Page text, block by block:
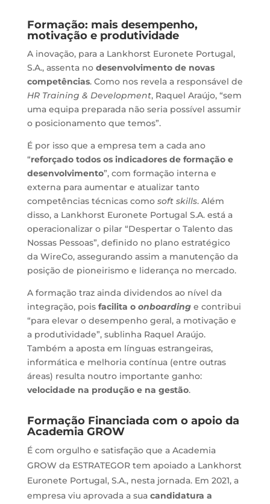
Formação: mais desempenho,
motivação e produtividade
A inovação, para a Lankhorst Euronete Portugal,
S.A., assenta no desenvolvimento de novas
competências. Como nos revela a responsável de
HR Training & Development, Raquel Araújo, “sem
uma equipa preparada não seria possível assumir
o posicionamento que temos”.
É por isso que a empresa tem a cada ano
“reforçado todos os indicadores de formação e
desenvolvimento”, com formação interna e
externa para aumentar e atualizar tanto
competências técnicas como soft skills. Além
disso, a Lankhorst Euronete Portugal S.A. está a
operacionalizar o pilar “Despertar o Talento das
Nossas Pessoas”, definido no plano estratégico
da WireCo, assegurando assim a manutenção da
posição de pioneirismo e liderança no mercado.
A formação traz ainda dividendos ao nível da
integração, pois facilita o onboardinge contribui
“para elevar o desempenho geral, a motivação e
a produtividade”, sublinha Raquel Araújo.
Também a aposta em línguas estrangeiras,
informática e melhoria contínua (entre outras
áreas) resulta noutro importante ganho:
velocidade na produção e na gestão.
Formação Financiada com o apoio da
Academia GROW
É com orgulho e satisfação que a Academia
GROW da ESTRATEGOR tem apoiado a Lankhorst
Euronete Portugal, S.A., nesta jornada. Em 2021, a
empresa viu aprovada a sua candidatura a